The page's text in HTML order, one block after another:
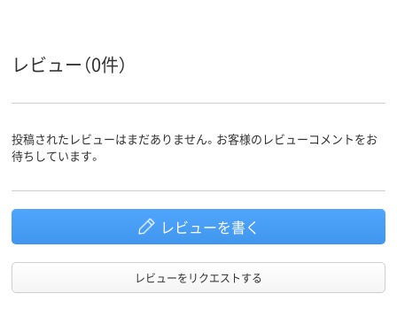
レビュー（0件）
投稿されたレビューはまだありません。お客様のレビューコメントをお
待ちしています。
レビューを書く
レビューをリクエストする